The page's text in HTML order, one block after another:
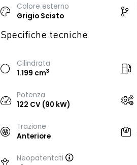
Colore esterno
Grigio Scisto
Specifiche tecniche
Cilindrata
1.199 cm3
Potenza
122 CV (90 kW)
Trazione
Anteriore
Neopatentati